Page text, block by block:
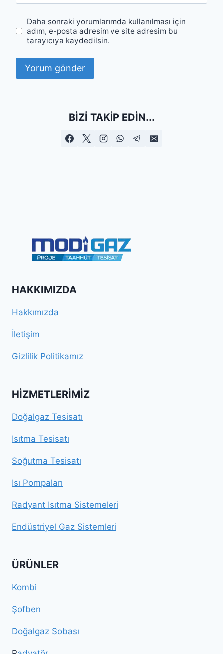
Daha sonraki yorumlarımda kullanılması için
adım, e-posta adresim ve site adresim bu
tarayıcıya kaydedilsin.
BIZI TAKIP EDIN...
HAKKIMIZDA
Hakkımızda
İletişim
Gizlilik Politikamız
HIZMETLERIMIZ
Doğalgaz Tesisatı
Isıtma Tesisatı
Soğutma Tesisatı
Isı Pompaları
Radyant Isıtma Sistemeleri
Endüstriyel Gaz Sistemleri
ÜRÜNLER
Kombi
Şofben
Doğalgaz Sobası